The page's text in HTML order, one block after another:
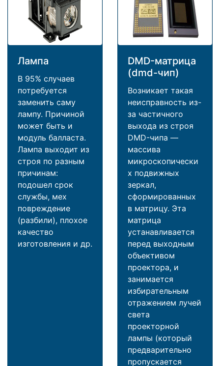
Лампа
В 95% случаев
потребуется
заменить саму
лампу. Причиной
может быть и
модуль балласта.
Лампа выходит из
строя по разным
причинам:
подошел срок
службы, мех
повреждение
(разбили), плохое
качество
изготовления и др.
DMD-матрица
(dmd-чип)
Возникает такая
неисправность из-
за частичного
выхода из строя
DMD-чипа —
массива
микроскопически
х подвижных
зеркал,
сформированных
в матрицу. Эта
матрица
устанавливается
перед выходным
объективом
проектора, и
занимается
избирательным
отражением лучей
света
проекторной
лампы (который
предварительно
пропускается